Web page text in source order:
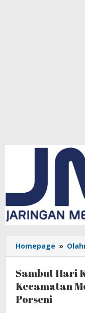
Homepage »
Sambut Hari
Kecamatan
Porseni